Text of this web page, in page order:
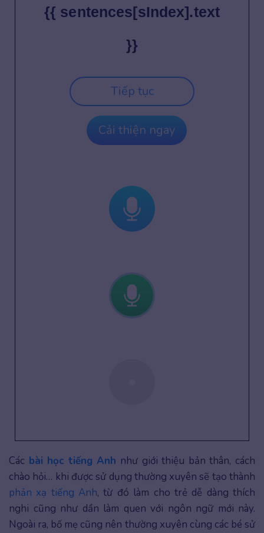
{{ sentences[sIndex].text
}}
Tiếp tục
Cải thiện ngay
Các bài học tiếng Anh như giới thiệu bản thân, cách
chào hỏi… khi được sử dụng thường xuyên sẽ tạo thành
phản xạ tiếng Anh, từ đó làm cho trẻ dễ dàng thích
nghi cũng như dần làm quen với ngôn ngữ mới này.
Ngoài ra, bố mẹ cũng nên thường xuyên cùng các bé sử